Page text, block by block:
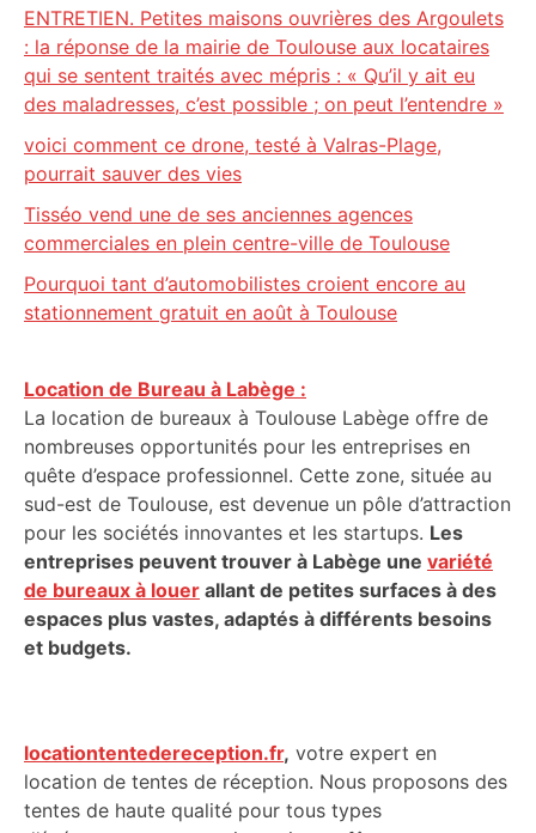
ENTRETIEN. Petites maisons ouvrières des Argoulets
: la réponse de la mairie de Toulouse aux locataires
qui se sentent traités avec mépris : « Qu’il y ait eu
des maladresses, c’est possible ; on peut l’entendre »
voici comment ce drone, testé à Valras-Plage,
pourrait sauver des vies
Tisséo vend une de ses anciennes agences
commerciales en plein centre-ville de Toulouse
Pourquoi tant d’automobilistes croient encore au
stationnement gratuit en août à Toulouse
Location de Bureau à Labège :
La location de bureaux à Toulouse Labège offre de
nombreuses opportunités pour les entreprises en
quête d’espace professionnel. Cette zone, située au
sud-est de Toulouse, est devenue un pôle d’attraction
pour les sociétés innovantes et les startups. Les
entreprises peuvent trouver à Labège une variété
de bureaux à louer allant de petites surfaces à des
espaces plus vastes, adaptés à différents besoins
et budgets.
locationtentedereception.fr, votre expert en
location de tentes de réception. Nous proposons des
tentes de haute qualité pour tous types